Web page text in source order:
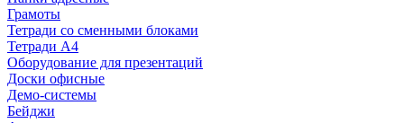
Грамоты
Тетради со сменными блоками
Тетради А4
Оборудование для презентаций
Доски офисные
Демо-системы
Бейджи